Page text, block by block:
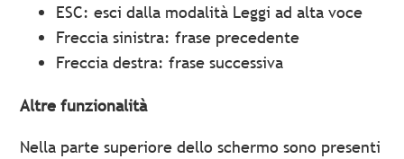
ESC: esci dalla modalità Leggi ad alta voce
Freccia sinistra: frase precedente
Freccia destra: frase successiva
Altre funzionalità
Nella parte superiore dello schermo sono presenti